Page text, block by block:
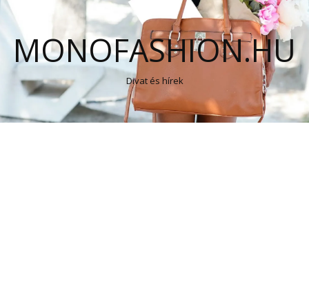
MONOFASHION.HU
Divat és hírek